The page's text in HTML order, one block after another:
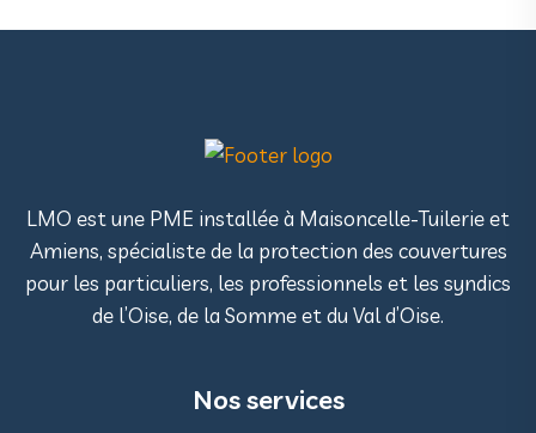
LMO est une PME installée à Maisoncelle-Tuilerie et
Amiens, spécialiste de la protection des couvertures
pour les particuliers, les professionnels et les syndics
de l’Oise, de la Somme et du Val d’Oise.
Nos services